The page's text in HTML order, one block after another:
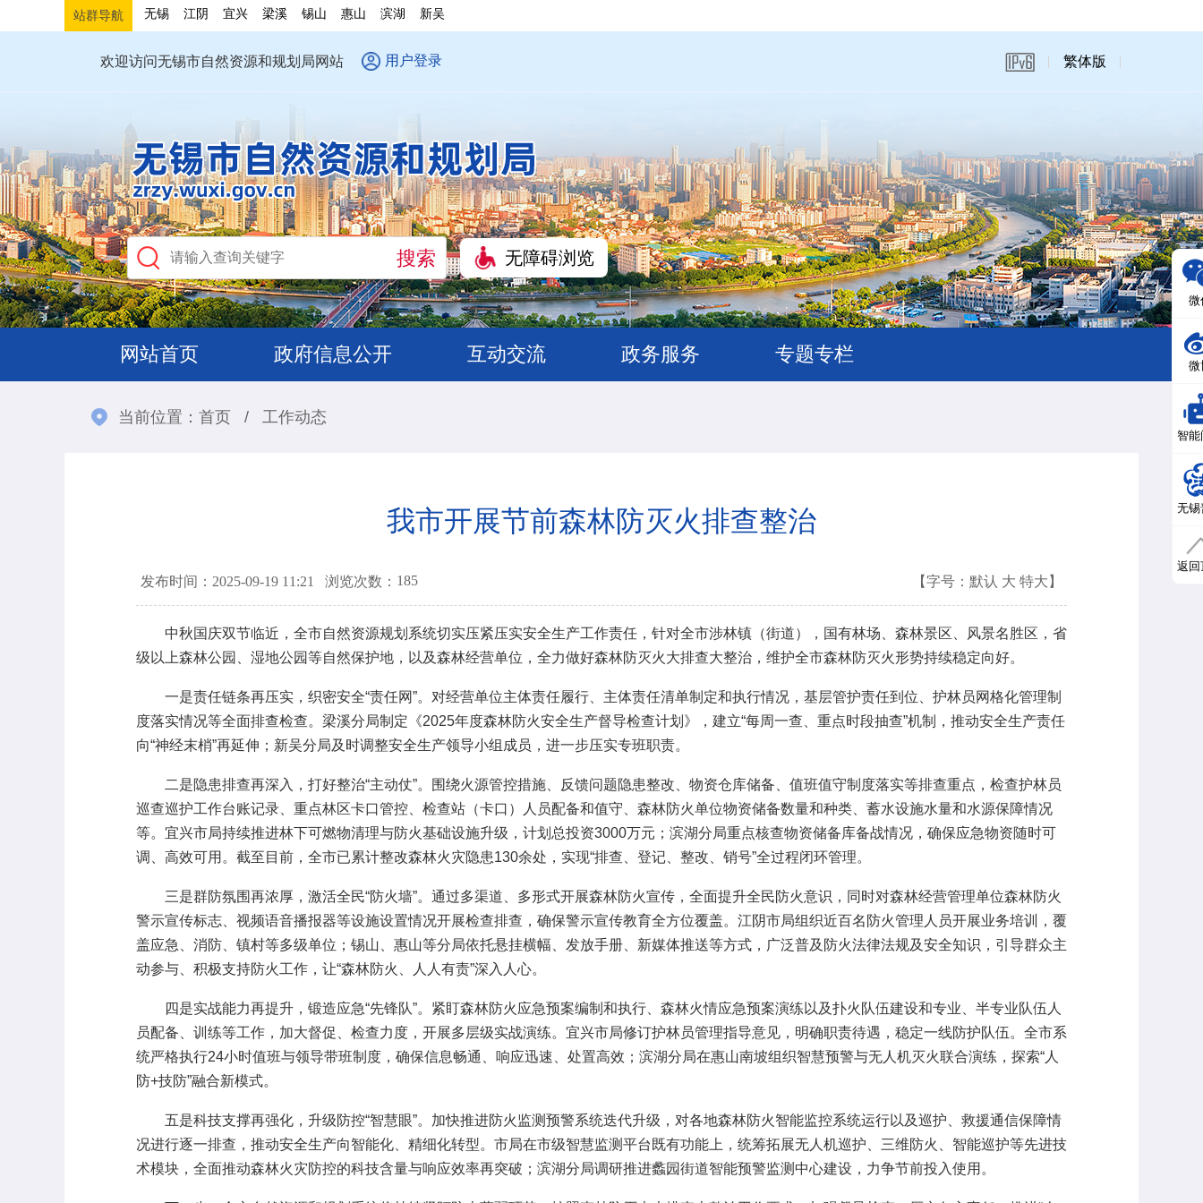
站群导航 无锡 江阴 宜兴 梁溪 锡山 惠山 滨湖 新吴
欢迎访问无锡市自然资源和规划局网站 用户登录 繁体版
无障碍浏览
网站首页 政府信息公开 互动交流 政务服务 专题专栏
当前位置： 首页 / 工作动态
我市开展节前森林防灭火排查整治
发布时间：2025-09-19 11:21 浏览次数： 185 【字号： 默认 大 特大 】
中秋国庆双节临近，全市自然资源规划系统切实压紧压实安全生产工作责任，针对全市涉林镇（街道），国有林场、森林景区、风景名胜区，省
级以上森林公园、湿地公园等自然保护地，以及森林经营单位，全力做好森林防灭火大排查大整治，维护全市森林防灭火形势持续稳定向好。
一是责任链条再压实，织密安全“责任网”。对经营单位主体责任履行、主体责任清单制定和执行情况，基层管护责任到位、护林员网格化管理制
度落实情况等全面排查检查。梁溪分局制定《2025年度森林防火安全生产督导检查计划》，建立“每周一查、重点时段抽查”机制，推动安全生产责任
向“神经末梢”再延伸；新吴分局及时调整安全生产领导小组成员，进一步压实专班职责。
二是隐患排查再深入，打好整治“主动仗”。围绕火源管控措施、反馈问题隐患整改、物资仓库储备、值班值守制度落实等排查重点，检查护林员
巡查巡护工作台账记录、重点林区卡口管控、检查站（卡口）人员配备和值守、森林防火单位物资储备数量和种类、蓄水设施水量和水源保障情况
等。宜兴市局持续推进林下可燃物清理与防火基础设施升级，计划总投资3000万元；滨湖分局重点核查物资储备库备战情况，确保应急物资随时可
调、高效可用。截至目前，全市已累计整改森林火灾隐患130余处，实现“排查、登记、整改、销号”全过程闭环管理。
三是群防氛围再浓厚，激活全民“防火墙”。通过多渠道、多形式开展森林防火宣传，全面提升全民防火意识，同时对森林经营管理单位森林防火
警示宣传标志、视频语音播报器等设施设置情况开展检查排查，确保警示宣传教育全方位覆盖。江阴市局组织近百名防火管理人员开展业务培训，覆
盖应急、消防、镇村等多级单位；锡山、惠山等分局依托悬挂横幅、发放手册、新媒体推送等方式，广泛普及防火法律法规及安全知识，引导群众主
动参与、积极支持防火工作，让“森林防火、人人有责”深入人心。
四是实战能力再提升，锻造应急“先锋队”。紧盯森林防火应急预案编制和执行、森林火情应急预案演练以及扑火队伍建设和专业、半专业队伍人
员配备、训练等工作，加大督促、检查力度，开展多层级实战演练。宜兴市局修订护林员管理指导意见，明确职责待遇，稳定一线防护队伍。全市系
统严格执行24小时值班与领导带班制度，确保信息畅通、响应迅速、处置高效；滨湖分局在惠山南坡组织智慧预警与无人机灭火联合演练，探索“人
防+技防”融合新模式。
五是科技支撑再强化，升级防控“智慧眼”。加快推进防火监测预警系统迭代升级，对各地森林防火智能监控系统运行以及巡护、救援通信保障情
况进行逐一排查，推动安全生产向智能化、精细化转型。市局在市级智慧监测平台既有功能上，统筹拓展无人机巡护、三维防火、智能巡护等先进技
术模块，全面推动森林火灾防控的科技含量与响应效率再突破；滨湖分局调研推进蠡园街道智能预警监测中心建设，力争节前投入使用。
微
微
智能
无锡
返回